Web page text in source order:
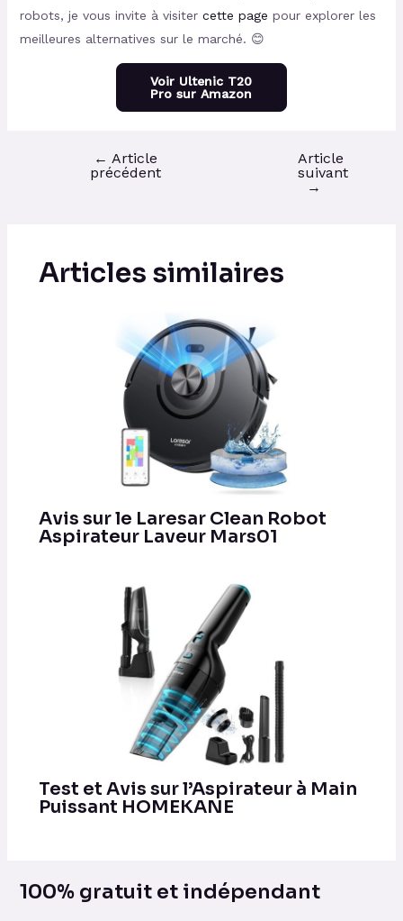
robots, je vous invite à visiter cette page pour explorer les
meilleures alternatives sur le marché. 😊
Voir Ultenic T20
Pro sur Amazon
← Article
précédent
Article
suivant
→
Articles similaires
Avis sur le Laresar Clean Robot
Aspirateur Laveur Mars01
Test et Avis sur l’Aspirateur à Main
Puissant HOMEKANE
100% gratuit et indépendant